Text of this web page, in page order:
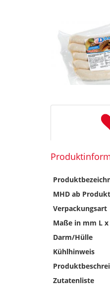
MHD ab
Verpackungsart
Maße in mm L x
Darm/Hülle
Kühlhinweis
Zutatenliste